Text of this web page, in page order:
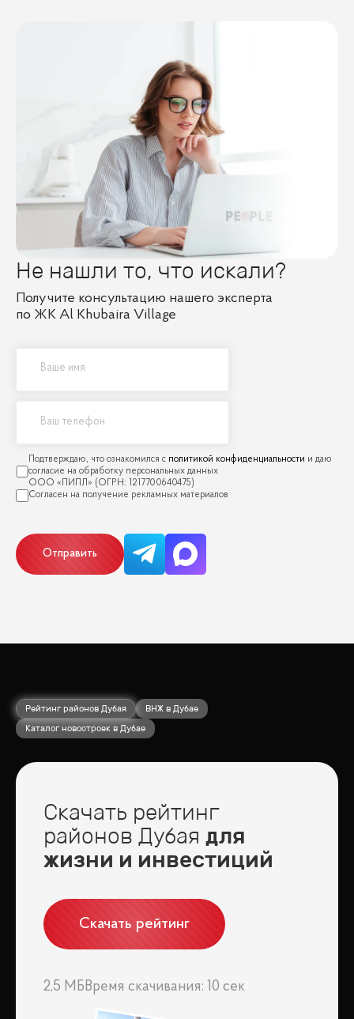
Не нашли то, что искали?
Получите консультацию нашего эксперта
по ЖК Al Khubaira Village
политикой конфиденциальности
Отправить
Рейтинг районов Дубая
ВНЖ в Дубае
Каталог новостроек в Дубае
Скачать рейтинг
районов Дубая для
жизни и инвестиций
Скачать рейтинг
2,5 МБ Время скачивания: 10 сек